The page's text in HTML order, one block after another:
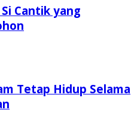
Cantik yang
Tetap Hidup Selama